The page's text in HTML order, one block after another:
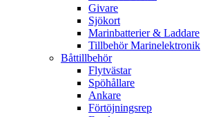
Givare
Sjökort
Marinbatterier & Laddare
Tillbehör Marinelektronik
Båttillbehör
Flytvästar
Spöhållare
Ankare
Förtöjningsrep